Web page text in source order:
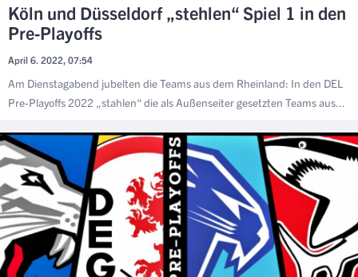
Köln und Düsseldorf „stehlen“ Spiel 1 in den
Pre-Playoffs
April 6. 2022, 07:54
Am Dienstagabend jubelten die Teams aus dem Rheinland: In den DEL
Pre-Playoffs 2022 „stahlen“ die als Außenseiter gesetzten Teams aus...